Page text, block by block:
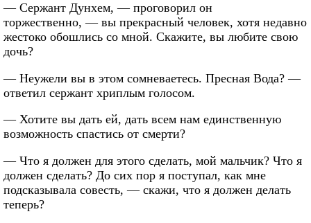
— Сержант Дунхем, — проговорил он
торжественно, — вы прекрасный человек, хотя недавно
жестоко обошлись со мной. Скажите, вы любите свою
дочь?
— Неужели вы в этом сомневаетесь. Пресная Вода? —
ответил сержант хриплым голосом.
— Хотите вы дать ей, дать всем нам единственную
возможность спастись от смерти?
— Что я должен для этого сделать, мой мальчик? Что я
должен сделать? До сих пор я поступал, как мне
подсказывала совесть, — скажи, что я должен делать
теперь?